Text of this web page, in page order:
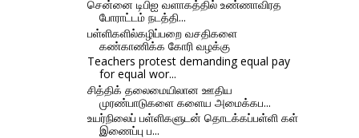
சென்னை டிபிஐ வளாகத்தில் உண்ணாவிரத
போராட்டம் நடத்தி...
பள்ளிகளில்கழிப்பறை வசதிகளை
கண்காணிக்க கோரி வழக்கு
Teachers protest demanding equal pay
for equal wor...
சித்திக் தலைமையிலான ஊதிய
முரண்பாடுகளை களைய அமைக்கப...
உயர்நிலைப் பள்ளிகளுடன் தொடக்கப்பள்ளி கள்
இணைப்பு ப...